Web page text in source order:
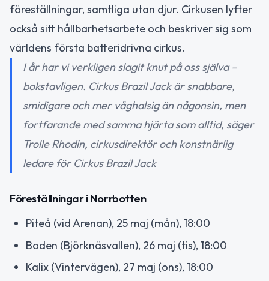
föreställningar, samtliga utan djur. Cirkusen lyfter
också sitt hållbarhetsarbete och beskriver sig som
världens första batteridrivna cirkus.
I år har vi verkligen slagit knut på oss själva –
bokstavligen. Cirkus Brazil Jack är snabbare,
smidigare och mer våghalsig än någonsin, men
fortfarande med samma hjärta som alltid, säger
Trolle Rhodin, cirkusdirektör och konstnärlig
ledare för Cirkus Brazil Jack
Föreställningar i Norrbotten
Piteå (vid Arenan), 25 maj (mån), 18:00
Boden (Björknäsvallen), 26 maj (tis), 18:00
Kalix (Vintervägen), 27 maj (ons), 18:00